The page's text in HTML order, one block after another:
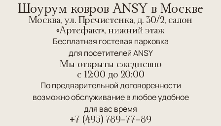
Шоурум ковров ANSY в Москве
Москва, ул. Пречистенка, д. 30/2, салон
«Артефакт», нижний этаж
Бесплатная гостевая парковка
для посетителей ANSY
Мы открыты ежедневно
c 12:00 до 20:00
По предварительной договоренности
возможно обслуживание в любое удобное
для вас время
+7 (495) 789-77-89